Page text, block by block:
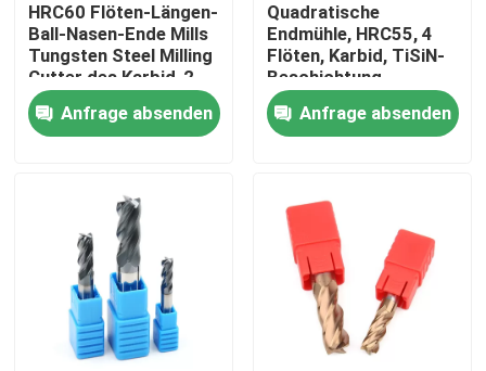
Heim
Videos
Über uns
HRC60 Flöten-Längen-
Ball-Nasen-Ende Mills
Tungsten Steel Milling
Cutter des Karbid-2
mit Ball-Kopf
Anfrage absenden
Quadratische
Endmühle, HRC55, 4
Flöten, Karbid, TiSiN-
Beschichtung
Anfrage absenden